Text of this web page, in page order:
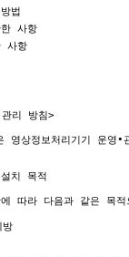
법
사항
사항
에 대한 정보 제공.
원활 한 의사소통 경로
관리 방침>
상정보처리기기 운영
치 목적
따라 다음과 같은 목적